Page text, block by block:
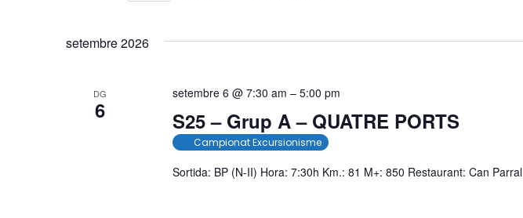
cerca
d'Esdeveniments
paraula
setembre 2026
DG
6 S25 – Grup A – QUATRE PORTS
setembre 6 @ 7:30 am – 5:00 pm
Campionat Excursionisme
Sortida: BP (N-II) Hora: 7:30h Km.: 81 M+: 850 Restaurant: Can Parral